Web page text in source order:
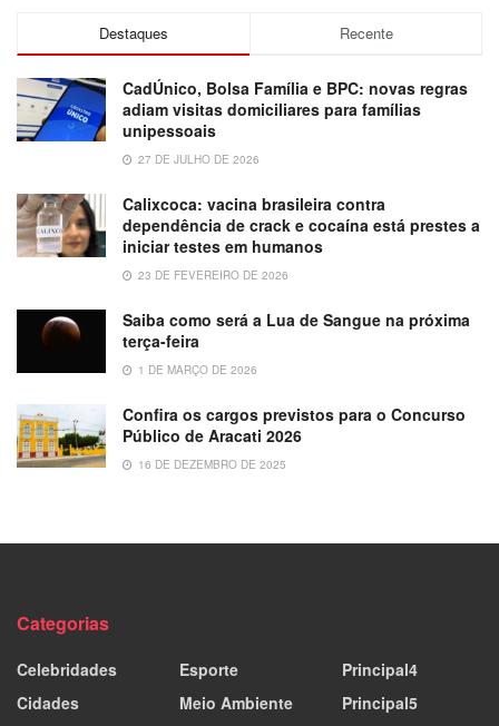
Destaques Recente
CadÚnico, Bolsa Família e BPC: novas regras
adiam visitas domiciliares para famílias
unipessoais
27 DE JULHO DE 2026
Calixcoca: vacina brasileira contra
dependência de crack e cocaína está prestes a
iniciar testes em humanos
23 DE FEVEREIRO DE 2026
Saiba como será a Lua de Sangue na próxima
terça-feira
1 DE MARÇO DE 2026
Confira os cargos previstos para o Concurso
Público de Aracati 2026
16 DE DEZEMBRO DE 2025
Categorias
Celebridades
Cidades
Esporte
Meio Ambiente
Principal4
Principal5